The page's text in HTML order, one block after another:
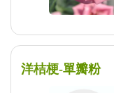
洋桔梗-單瓣粉